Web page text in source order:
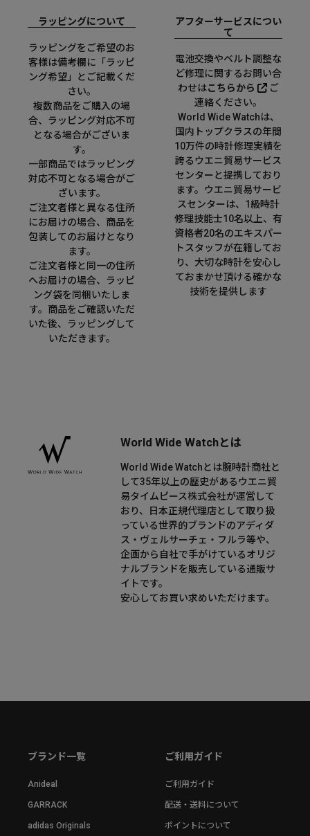
ラッピングについて
ラッピングをご希望のお
客様は備考欄に「ラッピ
ング希望」とご記載くだ
さい。
複数商品をご購入の場
合、ラッピング対応不可
となる場合がございま
す。
一部商品ではラッピング
対応不可となる場合がご
ざいます。
ご注文者様と異なる住所
にお届けの場合、商品を
包装してのお届けとなり
ます。
ご注文者様と同一の住所
へお届けの場合、ラッピ
ング袋を同梱いたしま
す。商品をご確認いただ
いた後、ラッピングして
いただきます。
アフターサービスについ
て
電池交換やベルト調整な
ど修理に関するお問い合
わせはこちらから
ご
連絡ください。
World Wide Watchは、
国内トップクラスの年間
10万件の時計修理実績を
誇るウエニ貿易サービス
センターと提携しており
ます。ウエニ貿易サービ
スセンターは、1級時計
修理技能士10名以上、有
資格者20名のエキスパー
トスタッフが在籍してお
り、大切な時計を安心し
ておまかせ頂ける確かな
技術を提供します
World Wide Watchとは
World Wide Watchとは腕時計商社と
して35年以上の歴史があるウエニ貿
易タイムピース株式会社が運営して
おり、日本正規代理店として取り扱
っている世界的ブランドのアディダ
ス・ヴェルサーチェ・フルラ等や、
企画から自社で手がけているオリジ
ナルブランドを販売している通販サ
イトです。
安心してお買い求めいただけます。
ブランド一覧
Anideal
GARRACK
adidas Originals
ご利用ガイド
ご利用ガイド
配送・送料について
ポイントについて